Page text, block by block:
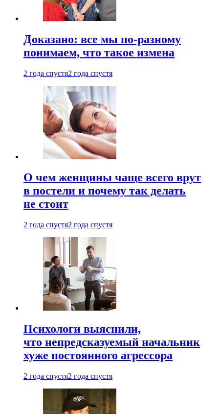
Доказано: все мы по-разному
понимаем, что такое измена
2 года спустя2 года спустя
О чем женщины чаще всего врут
в постели и почему так делать
не стоит
2 года спустя2 года спустя
Психологи выяснили,
что непредсказуемый начальник
хуже постоянного агрессора
2 года спустя2 года спустя